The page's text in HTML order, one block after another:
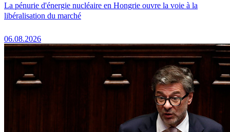
La pénurie d'énergie nucléaire en Hongrie ouvre la voie à la
libéralisation du marché
06.08.2026